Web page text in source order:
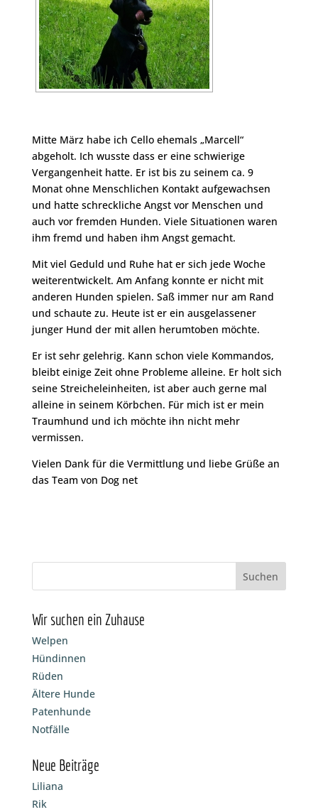
Mitte März habe ich Cello ehemals „Marcell“
abgeholt. Ich wusste dass er eine schwierige
Vergangenheit hatte. Er ist bis zu seinem ca. 9
Monat ohne Menschlichen Kontakt aufgewachsen
und hatte schreckliche Angst vor Menschen und
auch vor fremden Hunden. Viele Situationen waren
ihm fremd und haben ihm Angst gemacht.
Mit viel Geduld und Ruhe hat er sich jede Woche
weiterentwickelt. Am Anfang konnte er nicht mit
anderen Hunden spielen. Saß immer nur am Rand
und schaute zu. Heute ist er ein ausgelassener
junger Hund der mit allen herumtoben möchte.
Er ist sehr gelehrig. Kann schon viele Kommandos,
bleibt einige Zeit ohne Probleme alleine. Er holt sich
seine Streicheleinheiten, ist aber auch gerne mal
alleine in seinem Körbchen. Für mich ist er mein
Traumhund und ich möchte ihn nicht mehr
vermissen.
Vielen Dank für die Vermittlung und liebe Grüße an
das Team von Dog net
Wir suchen ein Zuhause
Welpen
Hündinnen
Rüden
Ältere Hunde
Patenhunde
Notfälle
Neue Beiträge
Liliana
Rik